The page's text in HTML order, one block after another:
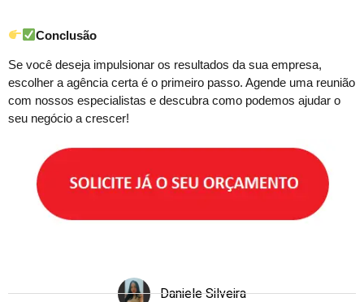
Conclusão
Se você deseja impulsionar os resultados da sua empresa,
escolher a agência certa é o primeiro passo. Agende uma reunião
com nossos especialistas e descubra como podemos ajudar o
seu negócio a crescer!
Daniele Silveira